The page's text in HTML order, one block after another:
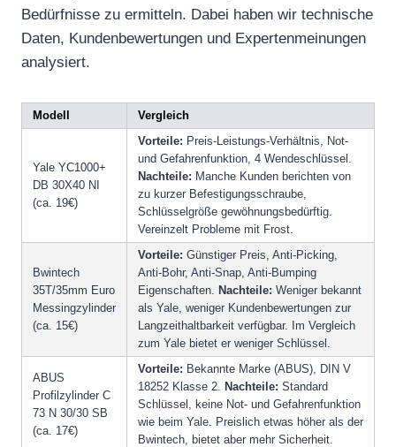
Bedürfnisse zu ermitteln. Dabei haben wir technische
Daten, Kundenbewertungen und Expertenmeinungen
analysiert.
Modell Vergleich
Yale YC1000+
DB 30X40 NI
(ca. 19€)
Vorteile: Preis-Leistungs-Verhältnis, Not-
und Gefahrenfunktion, 4 Wendeschlüssel.
Nachteile: Manche Kunden berichten von
zu kurzer Befestigungsschraube,
Schlüsselgröße gewöhnungsbedürftig.
Vereinzelt Probleme mit Frost.
Bwintech
35T/35mm Euro
Messingzylinder
(ca. 15€)
Vorteile: Günstiger Preis, Anti-Picking,
Anti-Bohr, Anti-Snap, Anti-Bumping
Eigenschaften. Nachteile: Weniger bekannt
als Yale, weniger Kundenbewertungen zur
Langzeithaltbarkeit verfügbar. Im Vergleich
zum Yale bietet er weniger Schlüssel.
ABUS
Profilzylinder C
73 N 30/30 SB
(ca. 17€)
Vorteile: Bekannte Marke (ABUS), DIN V
18252 Klasse 2. Nachteile: Standard
Schlüssel, keine Not- und Gefahrenfunktion
wie beim Yale. Preislich etwas höher als der
Bwintech, bietet aber mehr Sicherheit.